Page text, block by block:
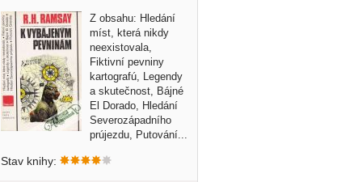
Z obsahu: Hledání
míst, která nikdy
neexistovala,
Fiktivní pevniny
kartografú, Legendy
a skutečnost, Bájné
El Dorado, Hledání
Severozápadního
prújezdu, Putování...
Stav knihy: